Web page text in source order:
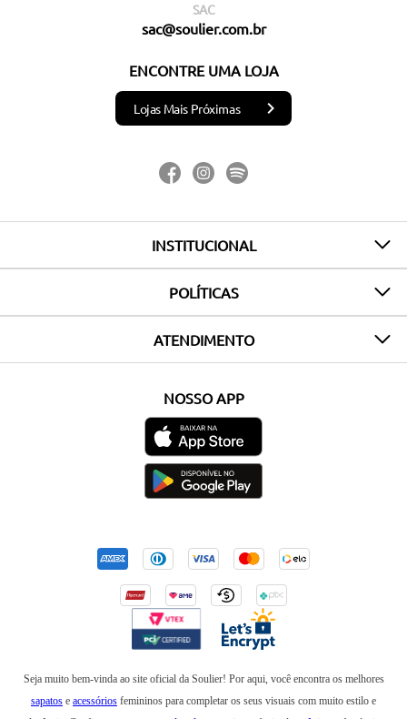
SAC
sac@soulier.com.br
ENCONTRE UMA LOJA
Lojas Mais Próximas
INSTITUCIONAL
POLÍTICAS
ATENDIMENTO
NOSSO APP
Seja muito bem-vinda ao site oficial da Soulier! Por aqui, você encontra os melhores
sapatos e acessórios femininos para completar os seus visuais com muito estilo e